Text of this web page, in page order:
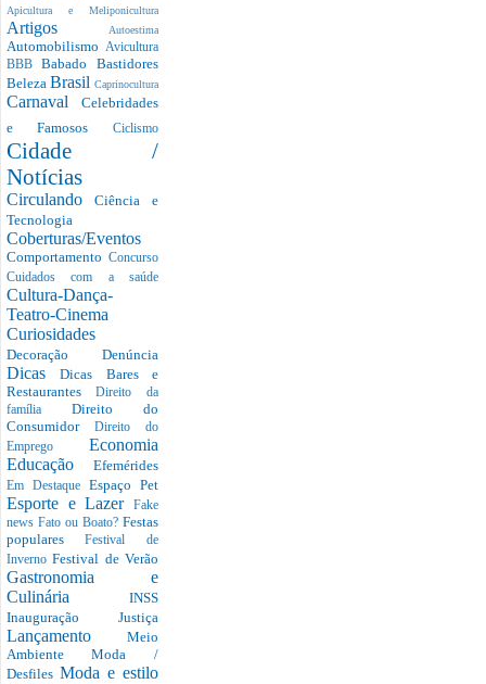
Apicultura e Meliponicultura
Artigos Autoestima
Automobilismo Avicultura
BBBBabado Bastidores
Beleza Brasil Caprinocultura
Carnaval Celebridades
e Famosos Ciclismo
Cidade /
Notícias
CirculandoCiência e
Tecnologia
Coberturas/Eventos
Comportamento Concurso
Cuidados com a saúde
Cultura-Dança-
Teatro-Cinema
Curiosidades
Decoração Denúncia
DicasDicas Bares e
RestaurantesDireito da
família Direito do
Consumidor Direito do
Emprego Economia
Educação Efemérides
Em Destaque Espaço Pet
Esporte e Lazer
Fake
news Fato ou Boato? Festas
popularesFestival de
InvernoFestival de Verão
Gastronomia e
Culinária INSS
Inauguração Justiça
Lançamento Meio
AmbienteModa /
Desfiles Moda e estilo